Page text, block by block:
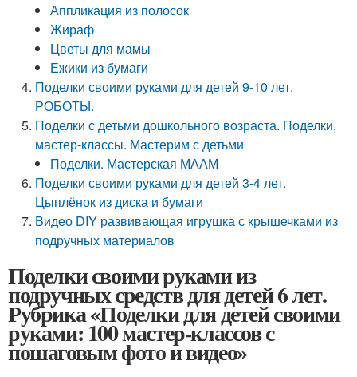
Аппликация из полосок
Жираф
Цветы для мамы
Ежики из бумаги
Поделки своими руками для детей 9-10 лет.
РОБОТЫ.
Поделки с детьми дошкольного возраста. Поделки,
мастер-классы. Мастерим с детьми
Поделки. Мастерская МААМ
Поделки своими руками для детей 3-4 лет.
Цыплёнок из диска и бумаги
Видео DIY развивающая игрушка с крышечками из
подручных материалов
Поделки своими руками из
подручных средств для детей 6 лет.
Рубрика «Поделки для детей своими
руками: 100 мастер-классов с
пошаговым фото и видео»